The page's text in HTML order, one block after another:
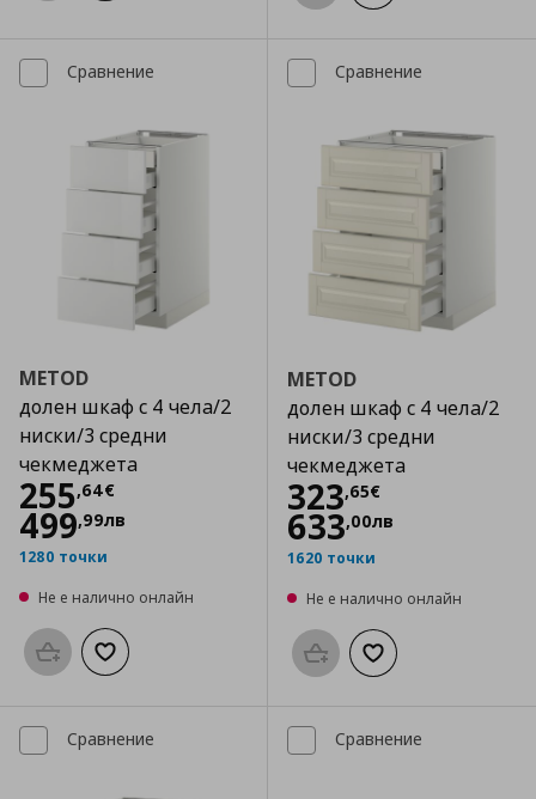
Сравнение
METOD
долен шкаф с 4 чела/2
ниски/3 средни
чекмеджета
255,64€
Цена
499,99лв
1280 точки
Не е налично онлайн
Προσθήκη στο καλάθι
Добави към списъка с любими
Сравнение
METOD
долен шкаф с 4 чела/2
ниски/3 средни
чекмеджета
323,65€
Цена
633,00лв
1620 точки
Не е налично онлайн
Προσθήκη στο καλάθι
Добави към
Сравнение Сравнение